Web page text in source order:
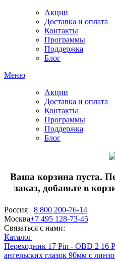
Акции
Доставка и оплата
Контакты
Программы
Поддержка
Блог
Меню
Акции
Доставка и оплата
Контакты
Программы
Поддержка
Блог
Ваша корзина пуста.
заказ, добавьте в
Россия
8 800 200-76-14
Москва+7 495 128-73-45
Связаться с нами:
Каталог
Переходник 17 Pin - OBD 2 16
ангельских глазок 90мм с